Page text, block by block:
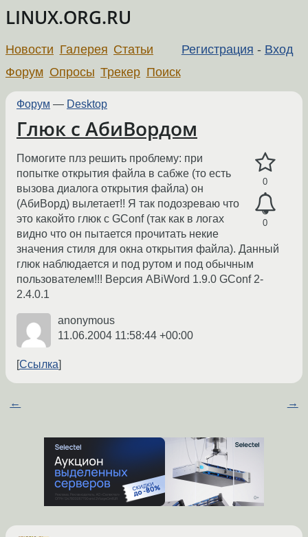
LINUX.ORG.RU
Регистрация - Вход
Новости Галерея Статьи
Форум Опросы Трекер Поиск
Форум — Desktop
Глюк с АбиВордом
0
0
Помогите плз решить проблему: при
попытке открытия файла в сабже (то есть
вызова диалога открытия файла) он
(АбиВорд) вылетает!! Я так подозреваю что
это какойто глюк с GConf (так как в логах
видно что он пытается прочитать некие
значения стиля для окна открытия файла). Данный
глюк наблюдается и под рутом и под обычным
пользователем!!! Версия ABiWord 1.9.0 GConf 2-
2.4.0.1
anonymous
11.06.2004 11:58:44 +00:00
Ссылка
← →